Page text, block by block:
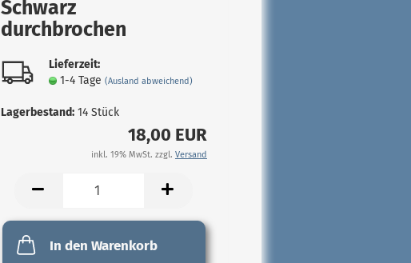
Schwarz
durchbrochen
Lieferzeit:
1-4 Tage (Ausland abweichend)
Lagerbestand: 14 Stück
18,00 EUR
inkl. 19% MwSt. zzgl. Versand
In den Warenkorb